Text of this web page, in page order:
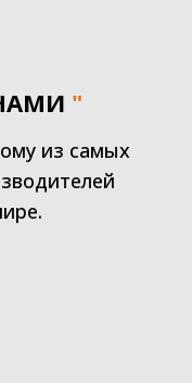
"
из самых